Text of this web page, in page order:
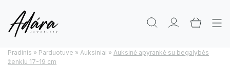
Pradinis » Parduotuve » Auksiniai » Auksinė apyrankė su begalybės
ženklu 17-19 cm